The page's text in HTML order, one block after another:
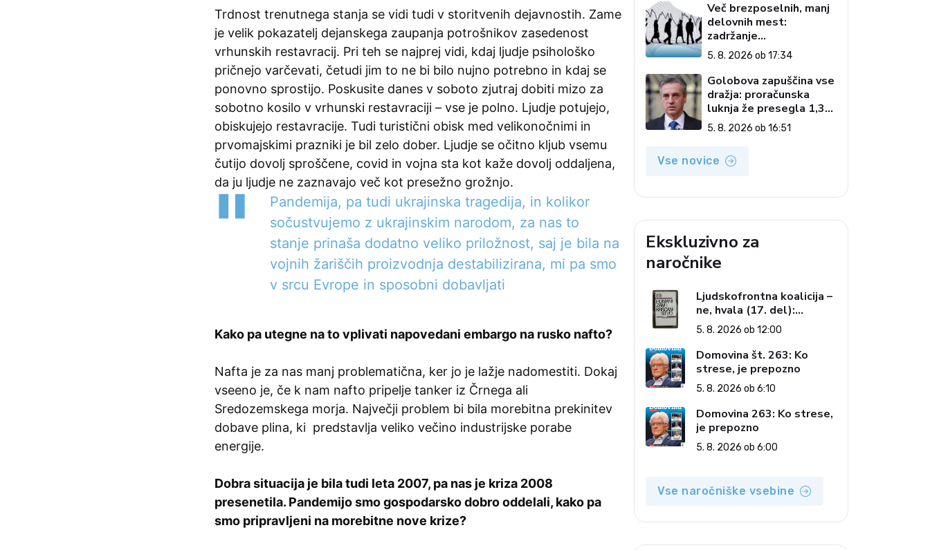
Trdnost trenutnega stanja se vidi tudi v storitvenih dejavnostih. Zame
je velik pokazatelj dejanskega zaupanja potrošnikov zasedenost
vrhunskih restavracij. Pri teh se najprej vidi, kdaj ljudje psihološko
pričnejo varčevati, četudi jim to ne bi bilo nujno potrebno in kdaj se
ponovno sprostijo. Poskusite danes v soboto zjutraj dobiti mizo za
sobotno kosilo v vrhunski restavraciji – vse je polno. Ljudje potujejo,
obiskujejo restavracije. Tudi turistični obisk med velikonočnimi in
prvomajskimi prazniki je bil zelo dober. Ljudje se očitno kljub vsemu
čutijo dovolj sproščene, covid in vojna sta kot kaže dovolj oddaljena,
da ju ljudje ne zaznavajo več kot presežno grožnjo.
Pandemija, pa tudi ukrajinska tragedija, in kolikor
sočustvujemo z ukrajinskim narodom, za nas to
stanje prinaša dodatno veliko priložnost, saj je bila na
vojnih žariščih proizvodnja destabilizirana, mi pa smo
v srcu Evrope in sposobni dobavljati
Kako pa utegne na to vplivati napovedani embargo na rusko nafto?
Nafta je za nas manj problematična, ker jo je lažje nadomestiti. Dokaj
vseeno je, če k nam nafto pripelje tanker iz Črnega ali
Sredozemskega morja. Največji problem bi bila morebitna prekinitev
dobave plina, ki predstavlja veliko večino industrijske porabe
energije.
Dobra situacija je bila tudi leta 2007, pa nas je kriza 2008
presenetila. Pandemijo smo gospodarsko dobro oddelali, kako pa
smo pripravljeni na morebitne nove krize?
Več brezposelnih, manj
delovnih mest:
zadržanje
interventnega zakona
podaljšuje negotovost
5. 8. 2026 ob 17:34
Golobova zapuščina vse
dražja: proračunska
luknja že presegla 1,3
milijarde evrov
5. 8. 2026 ob 16:51
Vse novice
Ekskluzivno za
naročnike
Ljudskofrontna koalicija –
ne, hvala (17. del):
Priprave na sestop z
oblasti – dvorska
opozicija 6: Gramsci na
delu: Revija 2000 in
revolucionarna izvotlitev
krščanstva
5. 8. 2026 ob 12:00
Domovina št. 263: Ko
strese, je prepozno
5. 8. 2026 ob 6:10
Domovina 263: Ko strese,
je prepozno
5. 8. 2026 ob 6:00
Vse naročniške vsebine